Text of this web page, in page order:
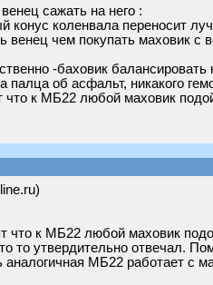
сажать на него :
конус коленвала переносит
венец чем покупать маховик с
-баховик балансировать
палца об асфальт, никакого
к МБ22 любой маховик
что к МБ22 любой маховик
то утвердительно отвечал.
МБ22 работает с